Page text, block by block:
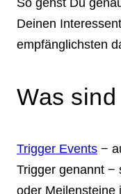
Deinen
empfänglichsten
Was
Trigger Events −
Trigger genannt −
oder Meilensteine